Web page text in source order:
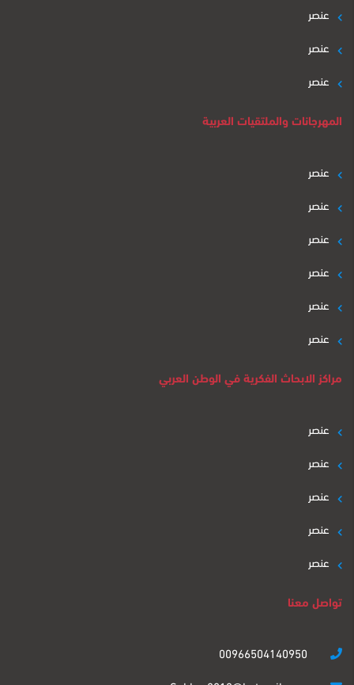
عنصر
عنصر
عنصر
المهرجانات والملتقيات العربية
عنصر
عنصر
عنصر
عنصر
عنصر
عنصر
مراكز الابحاث الفكرية في الوطن العربي
عنصر
عنصر
عنصر
عنصر
عنصر
تواصل معنا